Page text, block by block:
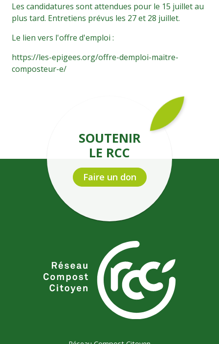
Les candidatures sont attendues pour le 15 juillet au
plus tard. Entretiens prévus les 27 et 28 juillet.
Le lien vers l'offre d'emploi :
https://les-epigees.org/offre-demploi-maitre-
composteur-e/
SOUTENIR
LE RCC
Faire un don